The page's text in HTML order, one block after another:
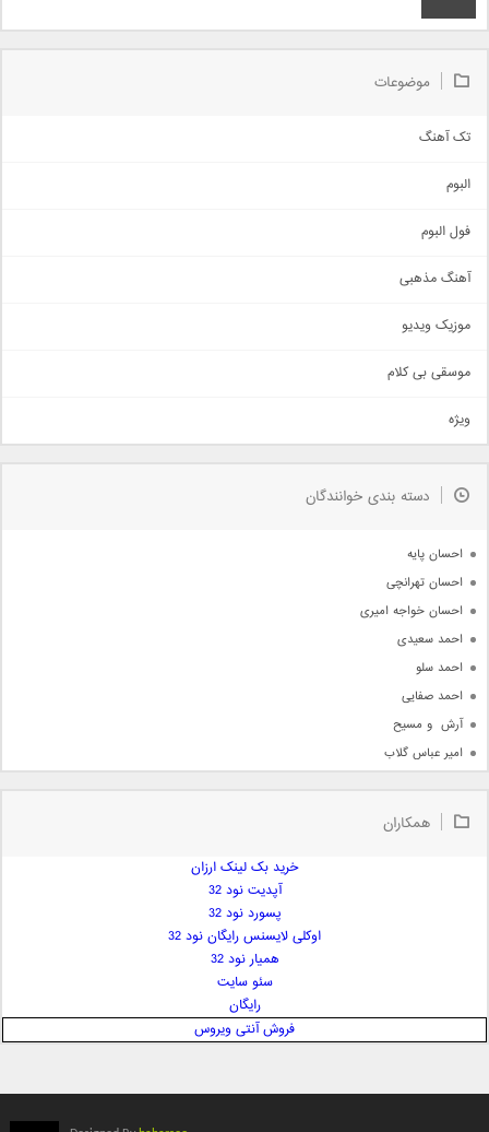
موضوعات
تک آهنگ
اجتماعی
حماسی
سنتی
اهنگ بندرعباسی
دمو
مذهبی
جدیدترین ها
البوم
فول البوم
آهنگ مذهبی
موزیک ویدیو
موسقی بی کلام
ویژه
دسته بندی خوانندگان
احسان پایه
احسان تهرانچی
احسان خواجه امیری
احمد سعیدی
احمد سلو
احمد صفایی
آرش  و مسیح
امیر عباس گلاب
امیر علی
ایمان غلامی
بابک جهانبخش
همکاران
خرید بک لینک ارزان
آپدیت نود 32
پسورد نود 32
اوکلی لایسنس رایگان نود 32
همیار نود 32
سئو سایت
رایگان
فروش آنتی ویروس